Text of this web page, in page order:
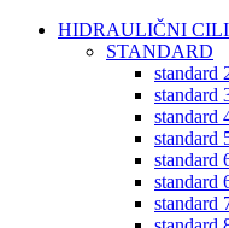
HIDRAULIČNI
STANDARD
standard
standard
standard
standard
standard
standard
standard